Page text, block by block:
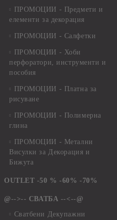
ПРОМОЦИИ - Предмети и
елементи за декорация
ПРОМОЦИИ - Салфетки
ПРОМОЦИИ - Хоби
перфоратори, инструменти и
пособия
ПРОМОЦИИ - Платна за
рисуване
ПРОМОЦИИ - Полимерна
глина
ПРОМОЦИИ - Метални
Висулки за Декорация и
Бижута
OUTLET -50 % -60% -70%
@-->-- СВАТБА --<--@
Сватбени Декупажни